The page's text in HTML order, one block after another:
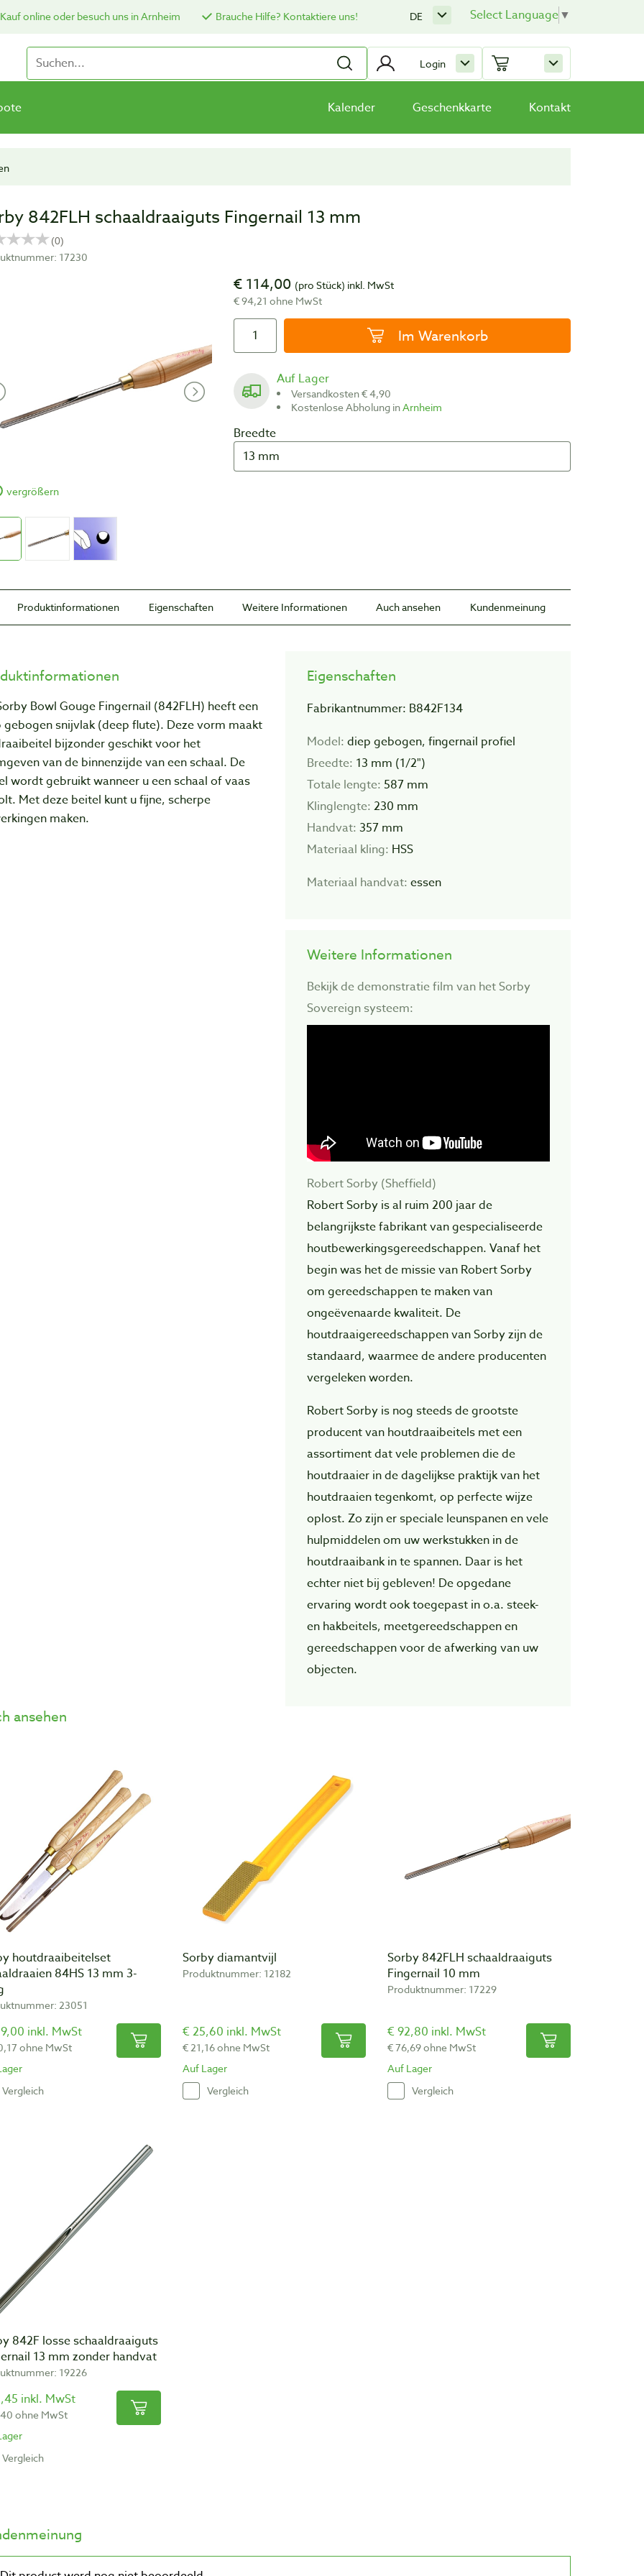
Kauf online oder besuch uns in Arnheim Brauche Hilfe? Kontaktiere uns! Select Language▼
DE
Login
Kalender Geschenkkarte Kontakt
842FLH schaaldraaiguts Fingernail 13 mm
17230
vergrößern
€ 114,00 (pro Stück) inkl. MwSt
€ 94,21 ohne MwSt
Im Warenkorb
Auf Lager
Versandkosten € 4,90
Kostenlose Abholung inArnheim
Breedte
Produktinformationen Eigenschaften Weitere Informationen Auch ansehen Kundenmeinung
Bowl Gouge Fingernail (842FLH) heeft een
gebogen snijvlak (deep flute). Deze vorm maakt
bijzonder geschikt voor het
van de binnenzijde van een schaal. De
wordt gebruikt wanneer u een schaal of vaas
Met deze beitel kunt u fijne, scherpe
maken.
Eigenschaften
Fabrikantnummer: B842F134
Model: diep gebogen, fingernail profiel
Breedte: 13 mm (1/2")
Totale lengte: 587 mm
Klinglengte: 230 mm
Handvat: 357 mm
Materiaal kling: HSS
Materiaal handvat: essen
Weitere Informationen
Bekijk de demonstratie film van het Sorby
Sovereign systeem:
Robert Sorby (Sheffield)
Robert Sorby is al ruim 200 jaar de
belangrijkste fabrikant van gespecialiseerde
houtbewerkingsgereedschappen. Vanaf het
begin was het de missie van Robert Sorby
om gereedschappen te maken van
ongeëvenaarde kwaliteit. De
houtdraaigereedschappen van Sorby zijn de
standaard, waarmee de andere producenten
vergeleken worden.
Robert Sorby is nog steeds de grootste
producent van houtdraaibeitels met een
assortiment dat vele problemen die de
houtdraaier in de dagelijkse praktijk van het
houtdraaien tegenkomt, op perfecte wijze
oplost. Zo zijn er speciale leunspanen en vele
hulpmiddelen om uw werkstukken in de
houtdraaibank in te spannen. Daar is het
echter niet bij gebleven! De opgedane
ervaring wordt ook toegepast in o.a. steek-
en hakbeitels, meetgereedschappen en
gereedschappen voor de afwerking van uw
objecten.
ansehen
houtdraaibeitelset
84HS 13 mm 3-
23051
inkl. MwSt
ohne MwSt
Vergleich
Sorby diamantvijl
Produktnummer: 12182
€ 25,60 inkl. MwSt
€ 21,16 ohne MwSt
Auf Lager
Vergleich
Sorby 842FLH schaaldraaiguts
Fingernail 10 mm
Produktnummer: 17229
€ 92,80 inkl. MwSt
€ 76,69 ohne MwSt
Auf Lager
Vergleich
842F losse schaaldraaiguts
13 mm zonder handvat
19226
inkl. MwSt
ohne MwSt
Vergleich